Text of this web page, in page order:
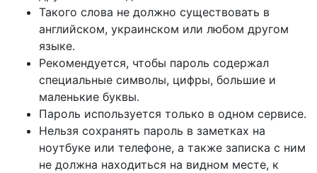
Такого слова не должно существовать в
английском, украинском или любом другом
языке.
Рекомендуется, чтобы пароль содержал
специальные символы, цифры, большие и
маленькие буквы.
Пароль используется только в одном сервисе.
Нельзя сохранять пароль в заметках на
ноутбуке или телефоне, а также записка с ним
не должна находиться на видном месте, к